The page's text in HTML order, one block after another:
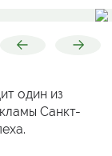
один из
Санкт-